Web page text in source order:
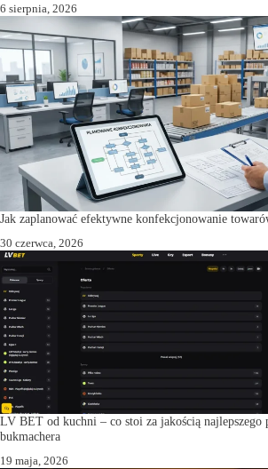
6 sierpnia, 2026
Jak zaplanować efektywne konfekcjonowanie
30 czerwca, 2026
LV BET od kuchni – co stoi za jakością najlepszego
bukmachera
19 maja, 2026